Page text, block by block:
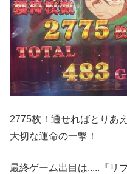
2775枚！通せればとりあ
大切な運命の一撃！
最終ゲーム出目は.....『リプ